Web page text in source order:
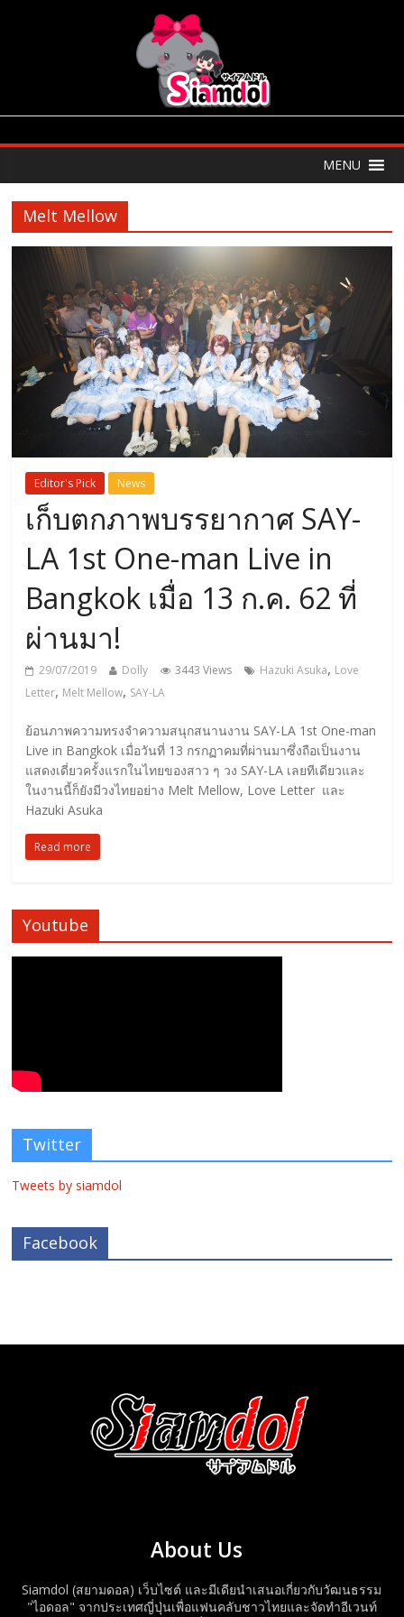
MENU
Melt Mellow
Editor's Pick News
เก็บตกภาพบรรยากาศ SAY-
LA 1st One-man Live in
Bangkok เมื่อ 13 ก.ค. 62 ที่
ผ่านมา!
29/07/2019 Dolly 3443 Views Hazuki Asuka, Love
Letter, Melt Mellow, SAY-LA
ย้อนภาพความทรงจำความสนุกสนานงาน SAY-LA 1st One-man
Live in Bangkok เมื่อวันที่ 13 กรกฏาคมที่ผ่านมาซึ่งถือเป็นงาน
แสดงเดี่ยวครั้งแรกในไทยของสาว ๆ วง SAY-LA เลยทีเดียวและ
ในงานนี้ก็ยังมีวงไทยอย่าง Melt Mellow, Love Letter และ
Hazuki Asuka
Read more
Youtube
Twitter
Tweets by siamdol
Facebook
About Us
Siamdol (สยามดอล) เว็บไซต์ และมีเดียนำเสนอเกี่ยวกับวัฒนธรรม
"ไอดอล" จากประเทศญี่ปุ่นเพื่อแฟนคลับชาวไทยและจัดทำอีเวนท์